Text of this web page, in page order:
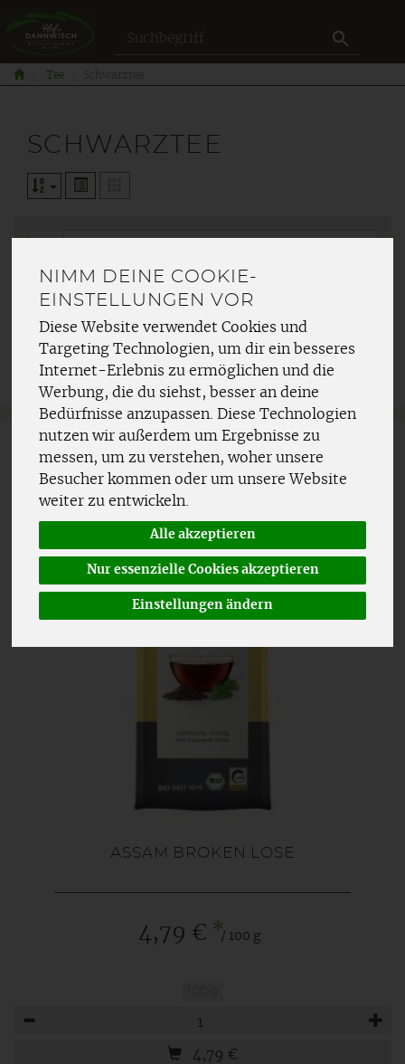
NIMM DEINE COOKIE-
EINSTELLUNGEN VOR
Diese Website verwendet Cookies und
Targeting Technologien, um dir ein besseres
Internet-Erlebnis zu ermöglichen und die
Werbung, die du siehst, besser an deine
Bedürfnisse anzupassen. Diese Technologien
nutzen wir außerdem um Ergebnisse zu
messen, um zu verstehen, woher unsere
Besucher kommen oder um unsere Website
weiter zu entwickeln.
Alle akzeptieren
Nur essenzielle Cookies akzeptieren
Einstellungen ändern
Tee
SCHWARZTEE
Hersteller Ernährung
Allergene
ASSAM BROKEN LOSE
4,79 € */ 100 g
4,79 €